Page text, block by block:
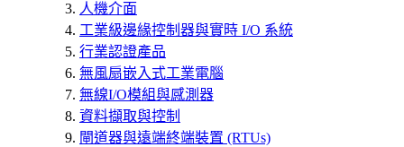
人機介面
工業級邊緣控制器與實時 I/O 系統
行業認證產品
無風扇嵌入式工業電腦
無線I/O模組與感測器
資料擷取與控制
閘道器與遠端終端裝置 (RTUs)